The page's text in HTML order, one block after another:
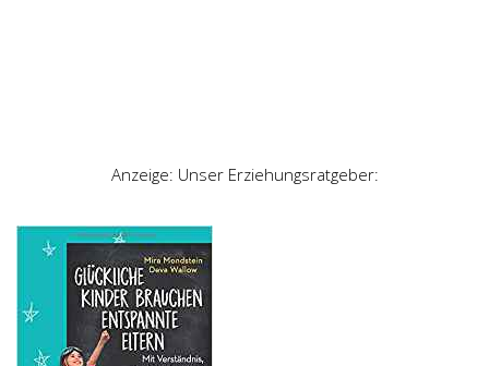
Anzeige: Unser Erziehungsratgeber: